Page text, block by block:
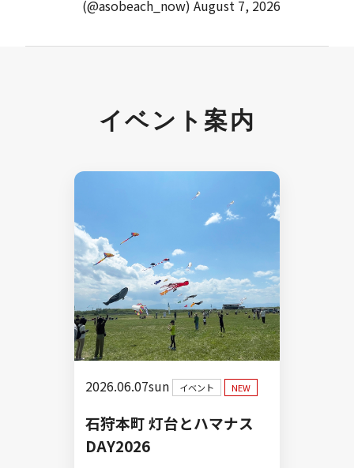
(@asobeach_now) August 7, 2026
イベント案内
2026.06.07sun イベント NEW
石狩本町 灯台とハマナス
DAY2026